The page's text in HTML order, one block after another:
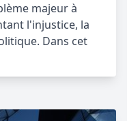
majeur à
l'injustice, la
Dans cet